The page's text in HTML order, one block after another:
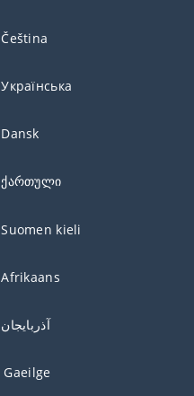
Čeština
Українська
Dansk
ქართული
Suomen kieli
Afrikaans
آذربايجان
Gaeilge